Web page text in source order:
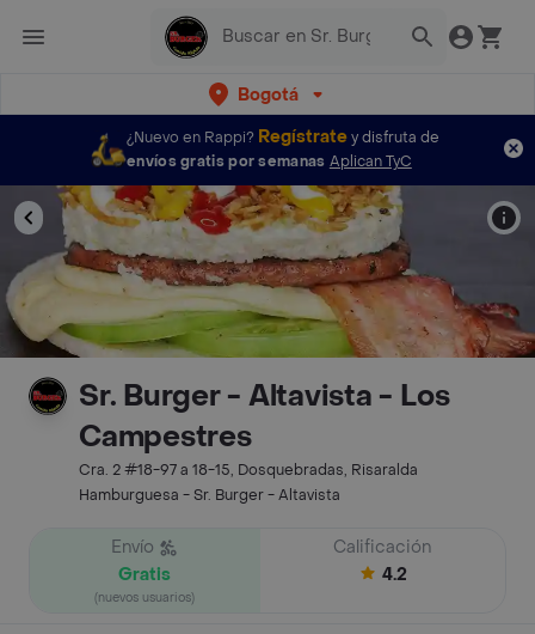
Bogotá
¿Nuevo en Rappi? Regístratey disfruta de
envíos gratis por semanas Aplican TyC
Sr. Burger - Altavista - Los
Campestres
Cra. 2 #18-97 a 18-15, Dosquebradas, Risaralda
Hamburguesa - Sr. Burger - Altavista
Envío
Gratis
(nuevos usuarios)
Calificación
4.2